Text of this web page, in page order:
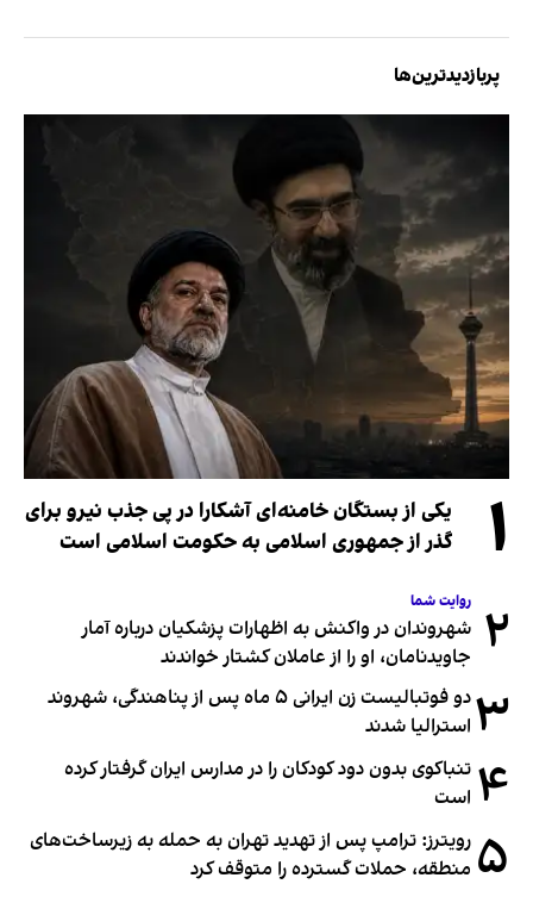
پربازدیدترین‌ها
۱
یکی از بستگان خامنه‌ای آشکارا در پی جذب نیرو برای
گذر از جمهوری اسلامی به حکومت اسلامی است
۲ روایت شما
شهروندان در واکنش به اظهارات پزشکیان درباره آمار
جاویدنامان، او را از عاملان کشتار خواندند
۳
دو فوتبالیست زن ایرانی ۵ ماه پس از پناهندگی، شهروند
استرالیا شدند
۴ تنباکوی بدون دود کودکان را در مدارس ایران گرفتار کرده
است
۵ رویترز: ترامپ پس از تهدید تهران به حمله به زیرساخت‌های
منطقه، حملات گسترده را متوقف کرد